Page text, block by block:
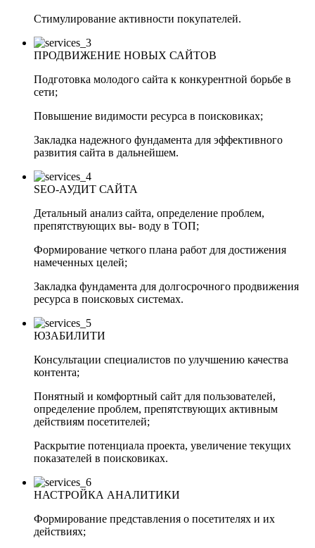
Стимулирование активности покупателей.
ПРОДВИЖЕНИЕ НОВЫХ САЙТОВ
Подготовка молодого сайта к конкурентной борьбе в
сети;
Повышение видимости ресурса в поисковиках;
Закладка надежного фундамента для эффективного
развития сайта в дальнейшем.
SEO-АУДИТ САЙТА
Детальный анализ сайта, определение проблем,
препятствующих вы- воду в ТОП;
Формирование четкого плана работ для достижения
намеченных целей;
Закладка фундамента для долгосрочного продвижения
ресурса в поисковых системах.
ЮЗАБИЛИТИ
Консультации специалистов по улучшению качества
контента;
Понятный и комфортный сайт для пользователей,
определение проблем, препятствующих активным
действиям посетителей;
Раскрытие потенциала проекта, увеличение текущих
показателей в поисковиках.
НАСТРОЙКА АНАЛИТИКИ
Формирование представления о посетителях и их
действиях;